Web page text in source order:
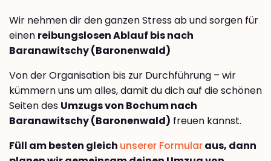
Wir nehmen dir den ganzen Stress ab und sorgen für
einen reibungslosen Ablauf bis nach
Baranawitschy (Baronenwald)
Von der Organisation bis zur Durchführung – wir
kümmern uns um alles, damit du dich auf die schönen
Seiten des Umzugs von Bochum nach
Baranawitschy (Baronenwald) freuen kannst.
Füll am besten gleich unserer Formularaus, dann